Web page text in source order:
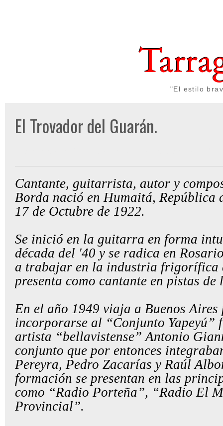
"El estilo
El Trovador del Guarán.
Cantante, guitarrista, autor y
Borda nació en Humaitá, República
17 de Octubre de 1922.
Se inició en la guitarra en forma
década del '40 y se radica en
a trabajar en la industria frigorífica
presenta como cantante en pistas de
En el año 1949 viaja a Buenos Aires
incorporarse al “Conjunto Yapeyú”
artista “bellavistense”Antonio
conjunto que por entonces
Pereyra, Pedro Zacarías y Raúl
formación se presentan en las
como “Radio Porteña”, “Radio El
Provincial”.